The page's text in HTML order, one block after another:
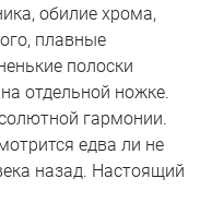
обилие хрома,
плавные
полоски
отдельной ножке.
гармонии.
едва ли не
назад. Настоящий